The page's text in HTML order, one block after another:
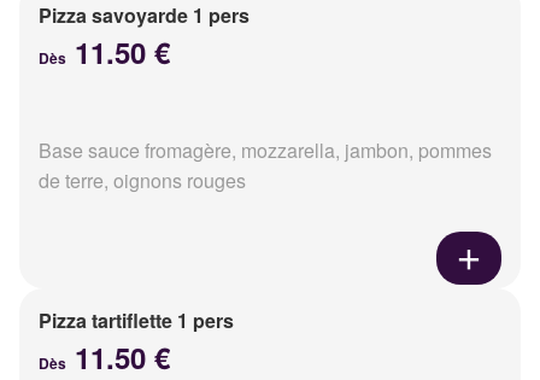
Pizza savoyarde 1 pers
Dès 11.50 €
Base sauce fromagère, mozzarella, jambon, pommes
de terre, oignons rouges
Pizza tartiflette 1 pers
Dès 11.50 €